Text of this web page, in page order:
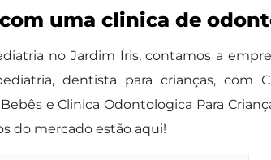
uma clinica de
no Jardim Íris, contamos a
dentista para crianças, com
e Clinica Odontologica Para
do mercado estão aqui!